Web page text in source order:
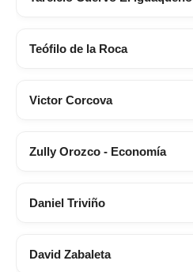
Teófilo de la Roca
Victor Corcova
Zully Orozco - Economía
Daniel Triviño
David Zabaleta